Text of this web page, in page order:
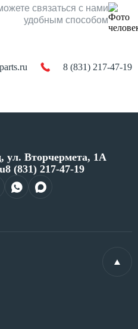
связаться с нами
удобным способом
8 (831) 217-47-19
ул. Вторчермета, 1А
8 (831) 217-47-19